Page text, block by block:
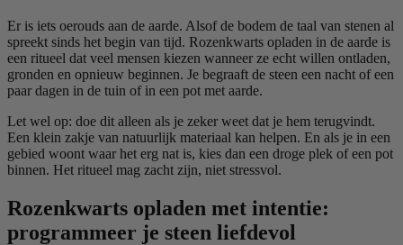
Er is iets oerouds aan de aarde. Alsof de bodem de taal van stenen al
spreekt sinds het begin van tijd. Rozenkwarts opladen in de aarde is
een ritueel dat veel mensen kiezen wanneer ze echt willen ontladen,
gronden en opnieuw beginnen. Je begraaft de steen een nacht of een
paar dagen in de tuin of in een pot met aarde.
Let wel op: doe dit alleen als je zeker weet dat je hem terugvindt.
Een klein zakje van natuurlijk materiaal kan helpen. En als je in een
gebied woont waar het erg nat is, kies dan een droge plek of een pot
binnen. Het ritueel mag zacht zijn, niet stressvol.
Rozenkwarts opladen met intentie:
programmeer je steen liefdevol